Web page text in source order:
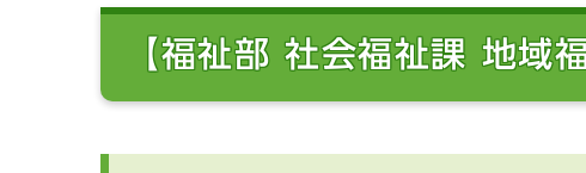
【福祉部 社会福祉課 地域